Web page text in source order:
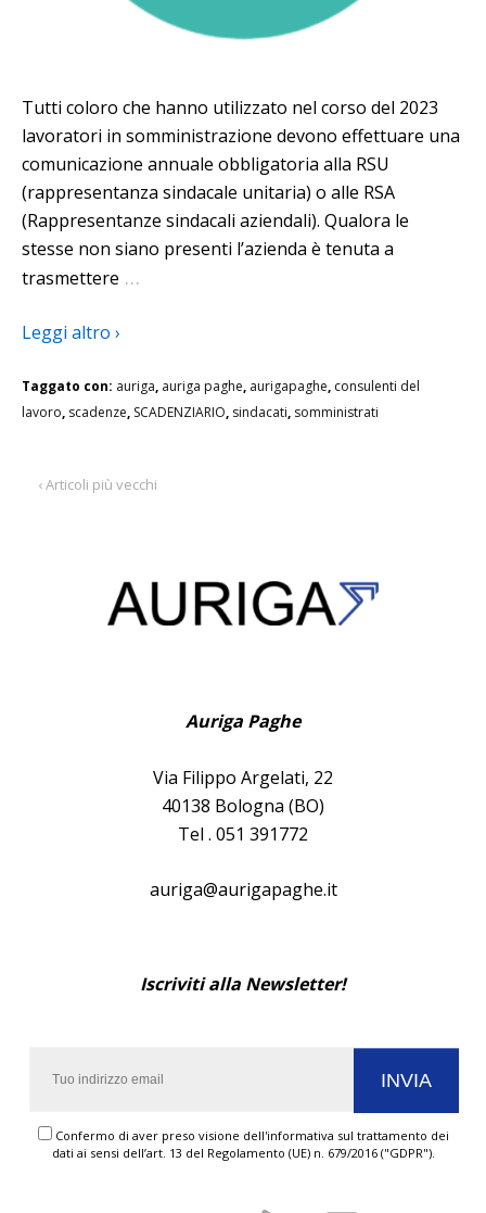
Tutti coloro che hanno utilizzato nel corso del 2023
lavoratori in somministrazione devono effettuare una
comunicazione annuale obbligatoria alla RSU
(rappresentanza sindacale unitaria) o alle RSA
(Rappresentanze sindacali aziendali). Qualora le
stesse non siano presenti l’azienda è tenuta a
trasmettere …
Leggi altro ›
Taggato con: auriga, auriga paghe, aurigapaghe, consulenti del
lavoro, scadenze, SCADENZIARIO, sindacati, somministrati
‹ Articoli più vecchi
Auriga Paghe
Via Filippo Argelati, 22
40138 Bologna (BO)
Tel . 051 391772
auriga@aurigapaghe.it
Iscriviti alla Newsletter!
Confermo di aver preso visione dell'informativa sul trattamento dei
dati ai sensi dell’art. 13 del Regolamento (UE) n. 679/2016 ("GDPR").